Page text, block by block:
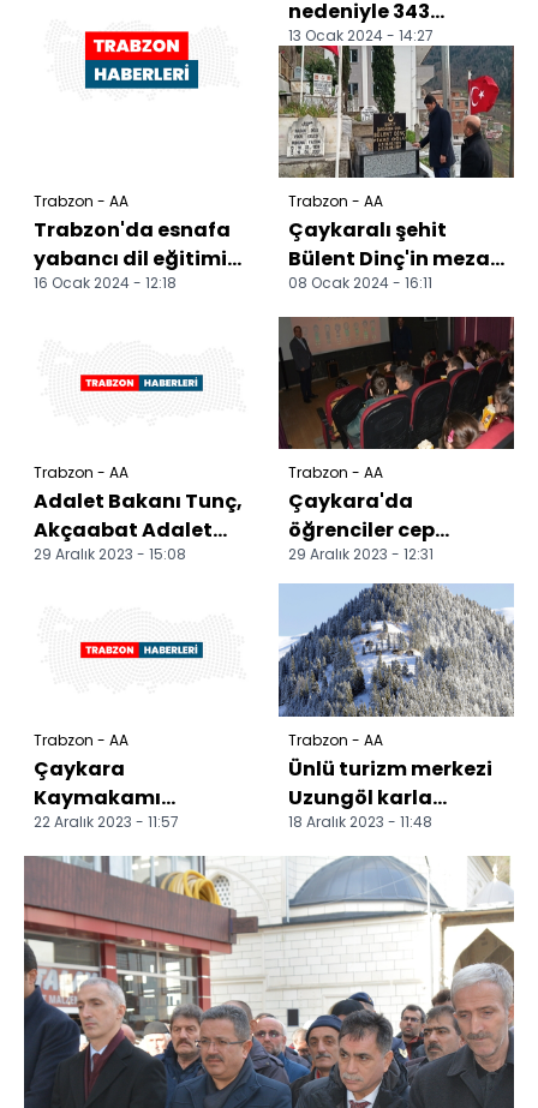
Trabzon - AA
Trabzon'da esnafa
yabancı dil eğitimi
veriliyor
16 Ocak 2024 - 12:18
nedeniyle 343
yerleşim yerine
ulaşım
sağlanamıyor
13 Ocak 2024 - 14:27
Trabzon - AA
Çaykaralı şehit
Bülent Dinç'in mezarı
yeniden yaptırıldı
08 Ocak 2024 - 16:11
Trabzon - AA
Adalet Bakanı Tunç,
Akçaabat Adalet
Sarayı'nın temel
29 Aralık 2023 - 15:08
Trabzon - AA
Çaykara'da
öğrenciler cep
sinemada film izledi
29 Aralık 2023 - 12:31
Trabzon - AA
Çaykara
Kaymakamı
Erbek'ten yangında
evi zarar gören
vatandaşa ziyaret
22 Aralık 2023 - 11:57
Trabzon - AA
Ünlü turizm merkezi
Uzungöl karla
kaplandı
18 Aralık 2023 - 11:48